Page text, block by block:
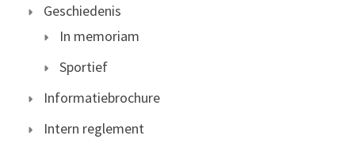
Geschiedenis
In memoriam
Sportief
Informatiebrochure
Intern reglement